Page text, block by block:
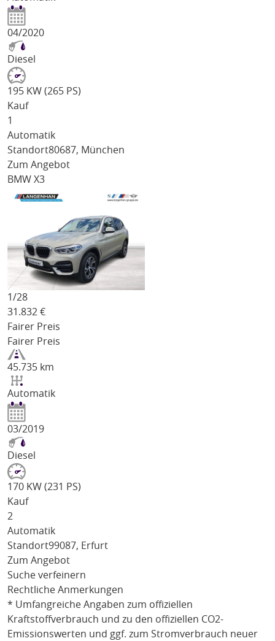
04/2020
Diesel
195 KW (265 PS)
Kauf
1
Automatik
Standort80687, München
Zum Angebot
BMW X3
1/28
31.832 €
Fairer Preis
Fairer Preis
45.735 km
Automatik
03/2019
Diesel
170 KW (231 PS)
Kauf
2
Automatik
Standort99087, Erfurt
Zum Angebot
Suche verfeinern
Rechtliche Anmerkungen
* Umfangreiche Angaben zum offiziellen
Kraftstoffverbrauch und zu den offiziellen CO2-
Emissionswerten und ggf. zum Stromverbrauch neuer